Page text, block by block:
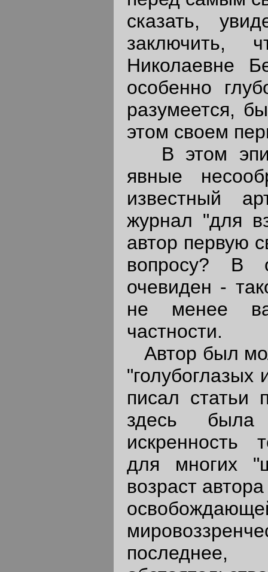
сказать,
Николаевне
особенно
разумеется,
этом своем
В этом
явные
известный
журнал "для
автор первую
вопросу? В
очевиден -
не менее
частности.
Автор был
"голубоглазых
писал статьи
здесь была
искренность
для многих
возраст